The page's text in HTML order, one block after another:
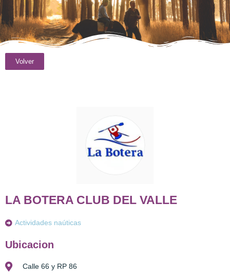
Volver
LA BOTERA CLUB DEL VALLE
Actividades naúticas
Ubicacion
Calle 66 y RP 86